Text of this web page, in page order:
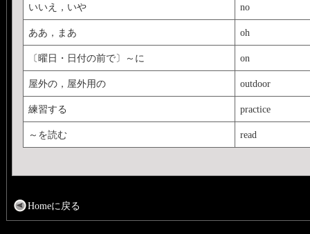
いいえ，いや no
ああ，まあ oh
〔曜日・日付の前で〕～に on
屋外の，屋外用の outdoor
練習する practice
～を読む read
Homeに戻る